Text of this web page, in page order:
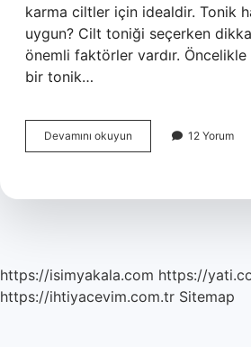
karma ciltler için idealdir. Tonik
uygun? Cilt toniği seçerken
önemli faktörler vardır.
bir tonik…
Devamını okuyun
Ciltler
Kullanmalı
12 Yorum
https://isimyakala.com https://
https://ihtiyacevim.com.tr Sitemap